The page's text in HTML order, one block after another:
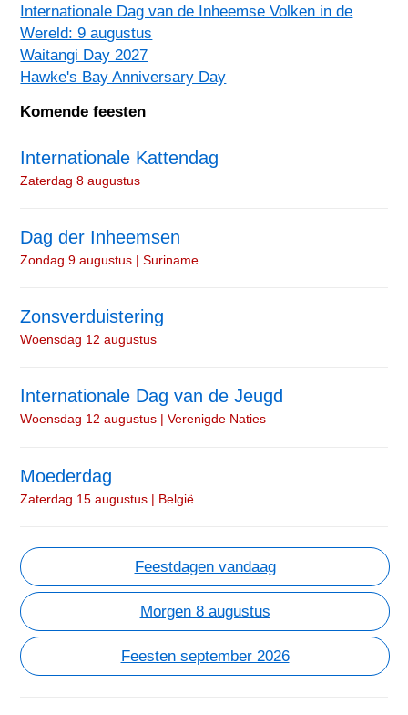
Internationale Dag van de Inheemse Volken in de
Wereld: 9 augustus
Waitangi Day 2027
Hawke's Bay Anniversary Day
Komende feesten
Internationale Kattendag
Zaterdag 8 augustus
Dag der Inheemsen
Zondag 9 augustus | Suriname
Zonsverduistering
Woensdag 12 augustus
Internationale Dag van de Jeugd
Woensdag 12 augustus | Verenigde Naties
Moederdag
Zaterdag 15 augustus | België
Feestdagen vandaag
Morgen 8 augustus
Feesten september 2026